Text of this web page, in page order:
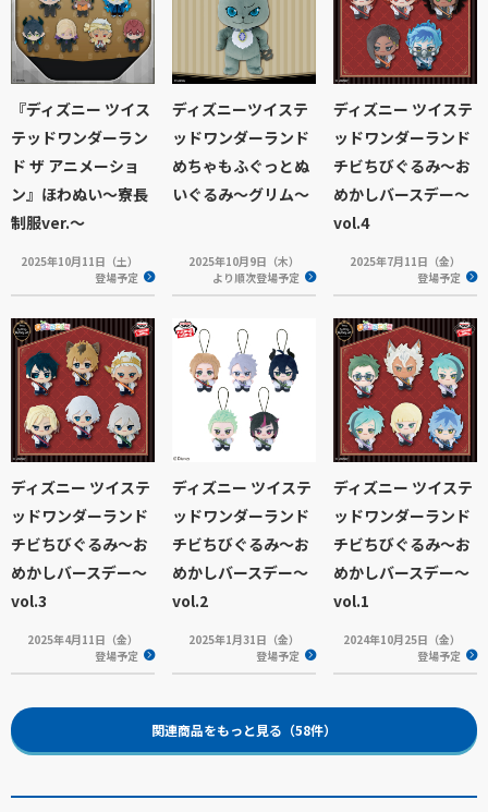
『ディズニー ツイス
テッドワンダーラン
ド ザ アニメーショ
ン』ほわぬい～寮長
制服ver.～
2025年10月11日（土）
登場予定
ディズニーツイステ
ッドワンダーランド
めちゃもふぐっとぬ
いぐるみ～グリム～
2025年10月9日（木）
より順次登場予定
ディズニー ツイステ
ッドワンダーランド
チビちびぐるみ～お
めかしバースデー～
vol.4
2025年7月11日（金）
登場予定
ディズニー ツイステ
ッドワンダーランド
チビちびぐるみ～お
めかしバースデー～
vol.3
2025年4月11日（金）
登場予定
ディズニー ツイステ
ッドワンダーランド
チビちびぐるみ～お
めかしバースデー～
vol.2
2025年1月31日（金）
登場予定
ディズニー ツイステ
ッドワンダーランド
チビちびぐるみ～お
めかしバースデー～
vol.1
2024年10月25日（金）
登場予定
関連商品をもっと見る（58件）